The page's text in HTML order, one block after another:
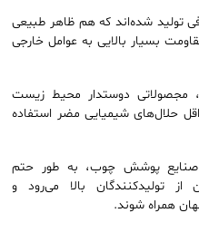
تولید شده‌اند که هم ظاهر طبیعی
بسیار بالایی به عوامل خارجی
مجصولاتی دوستدار محیط زیست
حلال‌های شیمیایی مضر استفاده
صنایع پوشش چوب، به طور حتم
تولیدکنندگان بالا می‌رود و
همراه شوند.